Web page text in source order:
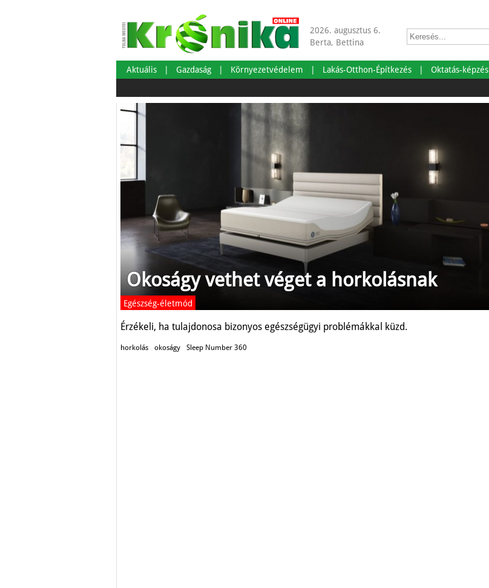
2026. augusztus 6.
Berta, Bettina
Aktuális Gazdaság Környezetvédelem Lakás-Otthon-Építkezés Oktatás-képzés
Okoságy vethet véget a horkolásnak
Egészség-életmód
Érzékeli, ha tulajdonosa bizonyos egészségügyi problémákkal küzd.
horkolás okoságy Sleep Number 360